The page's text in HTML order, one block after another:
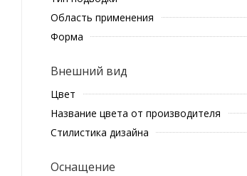
Область применения
Форма
Внешний вид
Цвет
Название цвета от производителя
Стилистика дизайна
Оснащение